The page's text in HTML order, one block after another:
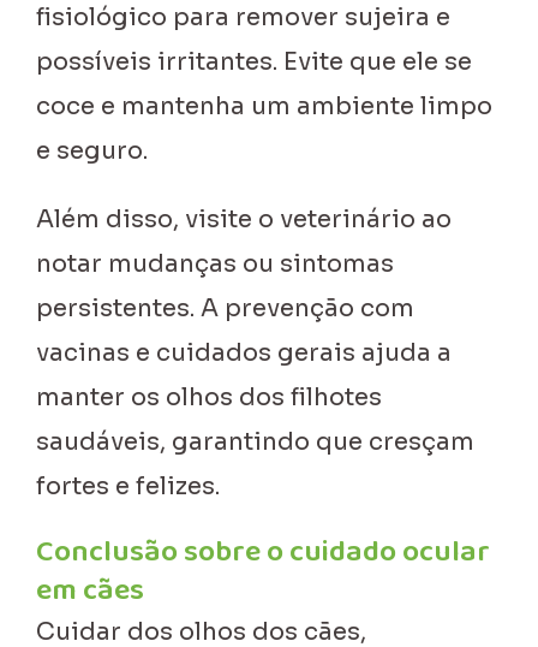
fisiológico para remover sujeira e
possíveis irritantes. Evite que ele se
coce e mantenha um ambiente limpo
e seguro.
Além disso, visite o veterinário ao
notar mudanças ou sintomas
persistentes. A prevenção com
vacinas e cuidados gerais ajuda a
manter os olhos dos filhotes
saudáveis, garantindo que cresçam
fortes e felizes.
Conclusão sobre o cuidado ocular
em cães
Cuidar dos olhos dos cães,